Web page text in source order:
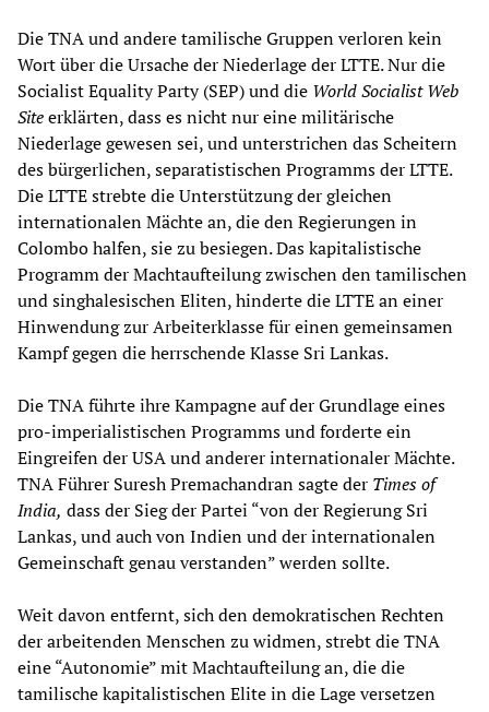
Die TNA und andere tamilische Gruppen verloren kein
Wort über die Ursache der Niederlage der LTTE. Nur die
Socialist Equality Party (SEP) und die World Socialist Web
Siteerklärten, dass es nicht nur eine militärische
Niederlage gewesen sei, und unterstrichen das Scheitern
des bürgerlichen, separatistischen Programms der LTTE.
Die LTTE strebte die Unterstützung der gleichen
internationalen Mächte an, die den Regierungen in
Colombo halfen, sie zu besiegen. Das kapitalistische
Programm der Machtaufteilung zwischen den tamilischen
und singhalesischen Eliten, hinderte die LTTE an einer
Hinwendung zur Arbeiterklasse für einen gemeinsamen
Kampf gegen die herrschende Klasse Sri Lankas.
Die TNA führte ihre Kampagne auf der Grundlage eines
pro-imperialistischen Programms und forderte ein
Eingreifen der USA und anderer internationaler Mächte.
TNA Führer Suresh Premachandran sagte der Times of
India, dass der Sieg der Partei “von der Regierung Sri
Lankas, und auch von Indien und der internationalen
Gemeinschaft genau verstanden” werden sollte.
Weit davon entfernt, sich den demokratischen Rechten
der arbeitenden Menschen zu widmen, strebt die TNA
eine “Autonomie” mit Machtaufteilung an, die die
tamilische kapitalistischen Elite in die Lage versetzen